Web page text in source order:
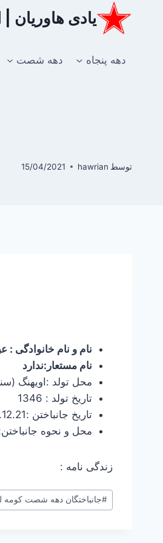
یادی هاوریان
دهه پنجاه دهه شصت
توسط hawrian
15/04/2021
نام و نام خانوادگی :
نام مستعار:ندارد
محل تولد :اویهنگ
تاریخ تولد : 1346
تاریخ جانباختن :1363.12.21
محل و نحوه
زندگی نامه :
برچسب‌های
نوشته:
#جانباختگان دهه شصت کومه